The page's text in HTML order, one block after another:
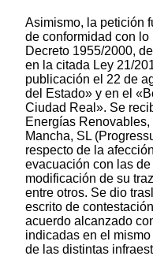
Asimismo, la petición
de conformidad con lo
Decreto 1955/2000,
en la citada Ley 21/
publicación el 22 de
del Estado» y en el
Ciudad Real». Se
Energías
Mancha, SL
respecto de la
evacuación con las
modificación de su
entre otros. Se dio
escrito de
acuerdo alcanzado
indicadas en el
de las distintas